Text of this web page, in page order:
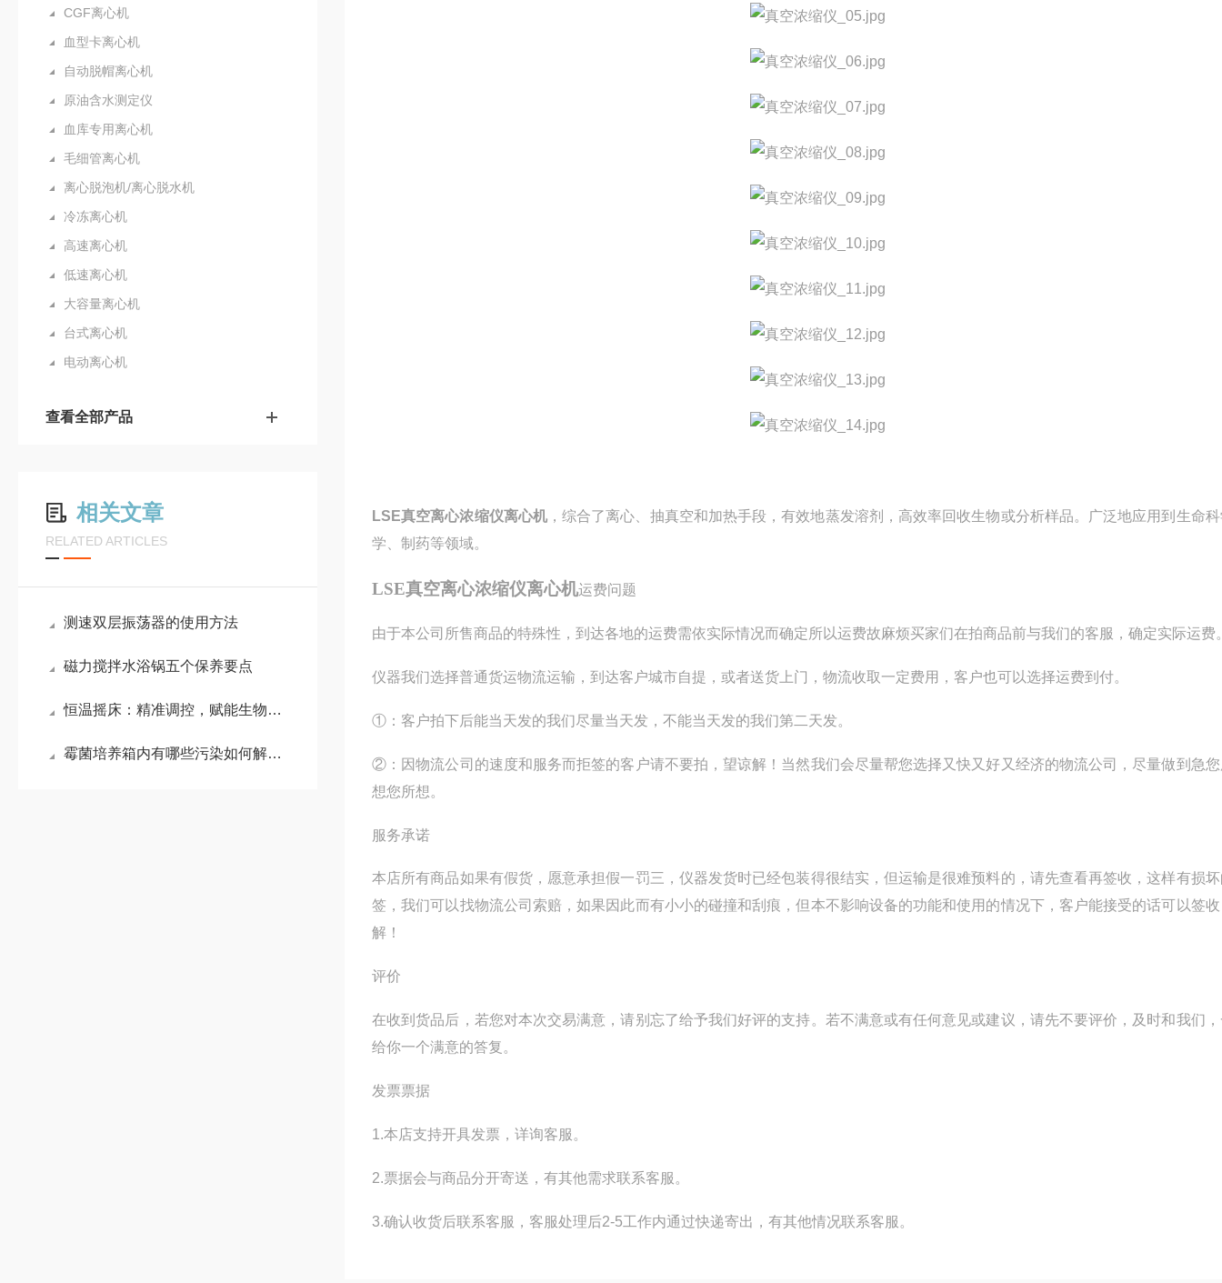
CGF离心机
血型卡离心机
自动脱帽离心机
原油含水测定仪
血库专用离心机
毛细管离心机
离心脱泡机/离心脱水机
冷冻离心机
高速离心机
低速离心机
大容量离心机
台式离心机
电动离心机
查看全部产品
相关文章
RELATED ARTICLES
测速双层振荡器的使用方法
磁力搅拌水浴锅五个保养要点
恒温摇床：精准调控，赋能生物实验新高度
霉菌培养箱内有哪些污染如何解决他们
LSE真空离心浓缩仪离心机，综合了离心、抽真空和加热手段，有效地蒸发溶剂，高效率回收生物或分析样品。广泛地应用到生命
学、制药等领域。
LSE真空离心浓缩仪离心机运费问题
由于本公司所售商品的特殊性，到达各地的运费需依实际情况而确定所以运费故麻烦买家们在拍商品前与我们的客服，确定实际运费
仪器我们选择普通货运物流运输，到达客户城市自提，或者送货上门，物流收取一定费用，客户也可以选择运费到付。
①：客户拍下后能当天发的我们尽量当天发，不能当天发的我们第二天发。
②：因物流公司的速度和服务而拒签的客户请不要拍，望谅解！当然我们会尽量帮您选择又快又好又经济的物流公司，尽量做到急
想您所想。
服务承诺
本店所有商品如果有假货，愿意承担假一罚三，仪器发货时已经包装得很结实，但运输是很难预料的，请先查看再签收，这样有损
签，我们可以找物流公司索赔，如果因此而有小小的碰撞和刮痕，但本不影响设备的功能和使用的情况下，客户能接受的话可以签
解！
评价
在收到货品后，若您对本次交易满意，请别忘了给予我们好评的支持。若不满意或有任何意见或建议，请先不要评价，及时和我们
给你一个满意的答复。
发票票据
1.本店支持开具发票，详询客服。
2.票据会与商品分开寄送，有其他需求联系客服。
3.确认收货后联系客服，客服处理后2-5工作内通过快递寄出，有其他情况联系客服。